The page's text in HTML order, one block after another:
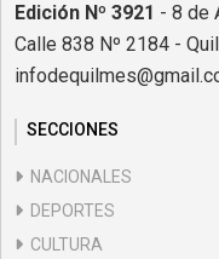
Edición Nº 3921 - 8 de
Calle 838 Nº 2184 -
SECCIONES
NACIONALES
DEPORTES
CULTURA